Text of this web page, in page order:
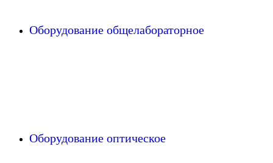
Оборудование общелабораторное
Оборудование оптическое